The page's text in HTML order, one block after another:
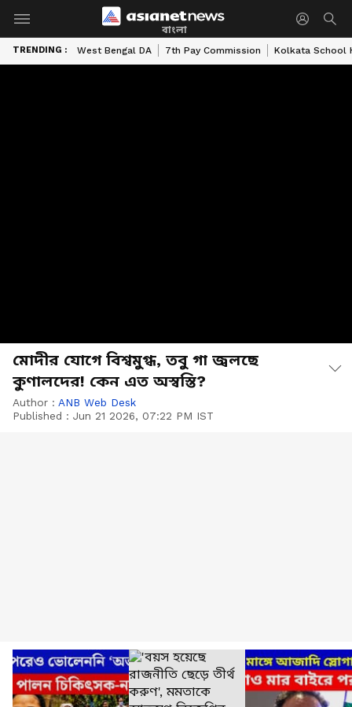
বাংলা
TRENDING : West Bengal DA 7th Pay Commission Kolkata School
মোদীর যোগে বিশ্বমুগ্ধ, তবু গা জ্বলছে
কুণালদের! কেন এত অস্বস্তি?
Author : ANB Web Desk
Published : Jun 21 2026, 07:22 PM IST